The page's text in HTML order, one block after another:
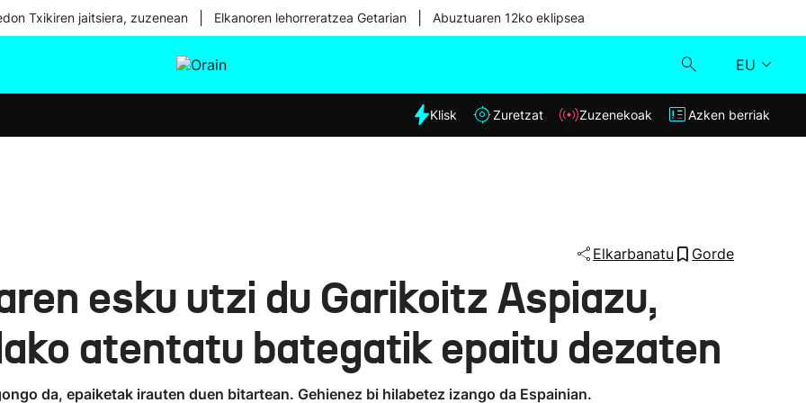
Txikiren jaitsiera, zuzenean Elkanoren lehorreratzea Getarian Abuztuaren 12ko eklipsea
EU
Eguraldia
Klisk
Klisk Zuretzat Zuzenekoak Azken berriak
Elkarbanatu Gorde
esku utzi du Garikoitz Aspiazu,
atentatu bategatik epaitu dezaten
da, epaiketak irauten duen bitartean. Gehienez bi hilabetez izango da Espainian.